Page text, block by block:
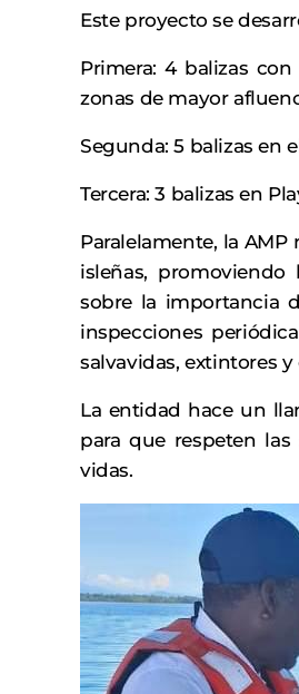
Este proyecto se
Primera: 4 balizas
zonas de mayor
Segunda: 5 balizas en
Tercera: 3 balizas en
Paralelamente, la
isleñas,
sobre la importancia
inspecciones
salvavidas, extintores
La entidad hace un
para que respeten
vidas.